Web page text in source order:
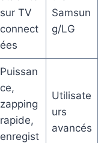
sur TV
connect
ées
Samsun
g/LG
Puissan
ce,
zapping
rapide,
enregist
Utilisate
urs
avancés